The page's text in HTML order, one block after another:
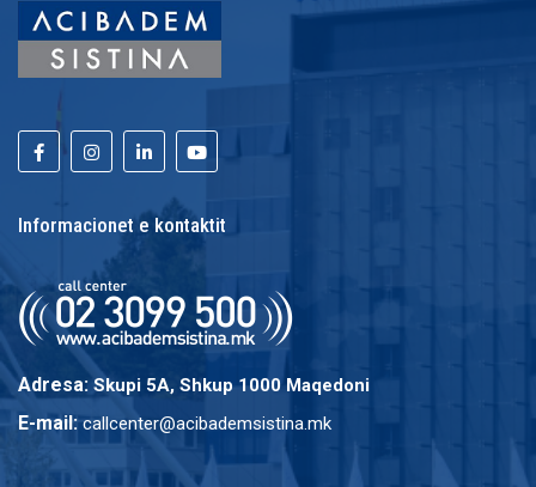
Informacionet e kontaktit
Adresa: Skupi 5A, Shkup 1000 Maqedoni
E-mail: callcenter@acibademsistina.mk